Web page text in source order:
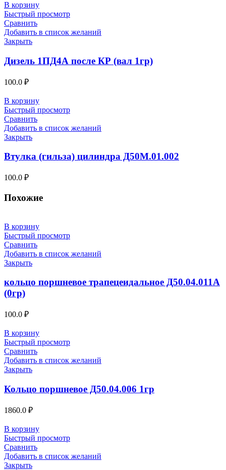
В корзину
Быстрый просмотр
Сравнить
Добавить в список желаний
Закрыть
Дизель 1ПД4А после КР (вал 1гр)
100.0 ₽
В корзину
Быстрый просмотр
Сравнить
Добавить в список желаний
Закрыть
Втулка (гильза) цилиндра Д50М.01.002
100.0 ₽
Похожие
В корзину
Быстрый просмотр
Сравнить
Добавить в список желаний
Закрыть
кольцо поршневое трапецеидальное Д50.04.011А
(0гр)
100.0 ₽
В корзину
Быстрый просмотр
Сравнить
Добавить в список желаний
Закрыть
Кольцо поршневое Д50.04.006 1гр
1860.0 ₽
В корзину
Быстрый просмотр
Сравнить
Добавить в список желаний
Закрыть